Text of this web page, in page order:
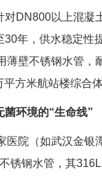
对DN800以上混凝
30年，供水稳定性
薄壁不锈钢水管，
方米航站楼综合
菌环境的“生命线”
医院（如武汉金银
锈钢水管，其